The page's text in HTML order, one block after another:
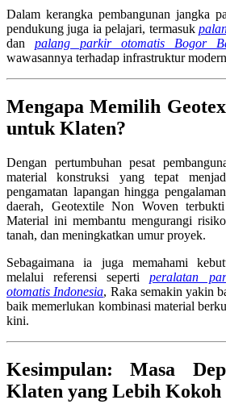
Dalam kerangka pembangunan jangka
pendukung juga ia pelajari, termasuk
dan palang parkir otomatis Bogor
wawasannya terhadap infrastruktur
Mengapa Memilih
untuk Klaten?
Dengan pertumbuhan pesat
material konstruksi yang tepat
pengamatan lapangan hingga
daerah, Geotextile Non Woven
Material ini membantu mengurangi
tanah, dan meningkatkan umur proyek.
Sebagaimana ia juga memahami
melalui referensi sepertiperalatan
otomatis Indonesia, Raka semakin yakin
baik memerlukan kombinasi material
kini.
Kesimpulan: Masa
Klaten yang Lebih Kokoh